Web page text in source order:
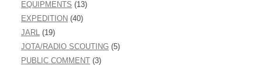
EQUIPMENTS (13)
EXPEDITION (40)
JARL
(19)
JOTA/RADIO SCOUTING (5)
PUBLIC COMMENT (3)